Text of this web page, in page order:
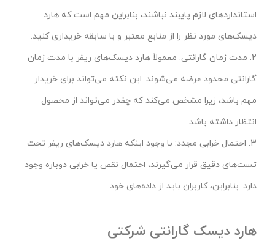
استانداردهای لازم پایبند نباشند، بنابراین مهم است که هارد
دیسک‌های مورد نظر را از منابع معتبر و با سابقه خریداری کنید.
2. مدت زمان گارانتی: معمولاً هارد دیسک‌های ریفر با مدت زمان
گارانتی محدود عرضه می‌شوند. این نکته می‌تواند برای خریدار
مهم باشد، زیرا مشخص می‌کند که چقدر می‌تواند از محصول
انتظار داشته باشد.
3. احتمال خرابی مجدد: با وجود اینکه هارد دیسک‌های ریفر تحت
تست‌های دقیق قرار می‌گیرند، احتمال نقص یا خرابی دوباره وجود
دارد. بنابراین، کاربران باید از داده‌های خود
هارد دیسک گارانتی شرکتی